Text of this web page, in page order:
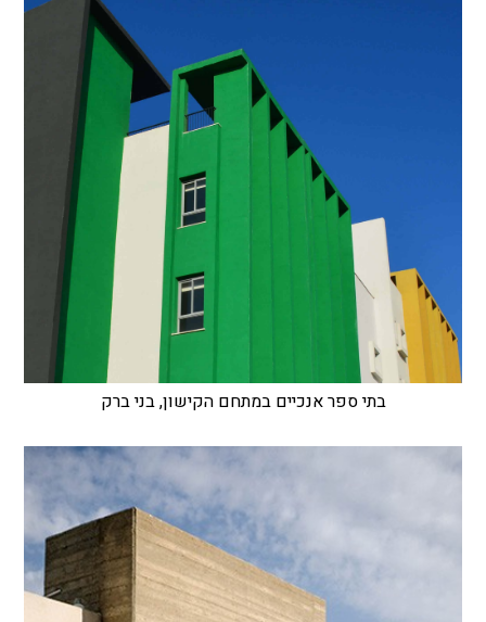
בתי ספר אנכיים במתחם הקישון, בני ברק